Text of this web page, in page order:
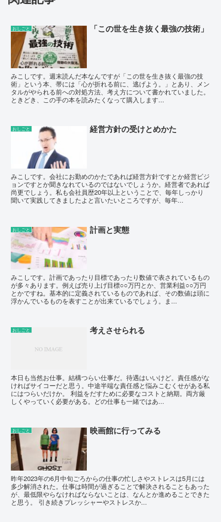
おしごと 「この世を生き抜く最強の技術」
みこしです。週末読んだ本なんですが「この世を生き抜く最強の技
術」という本、帯には「心が折れる前に、逃げよう。」とあり、メン
タルがやられる前への対処方法、考え方について書かれていました。
ときどき、この手の本を読みたくなって購入します...
おしごと 経営方針の受けとめかた
みこしです。会社にお勤めのかたであれば経営方針ですとか経営ビジ
ョンですとか聞きなれているのではないでしょうか。経営者であれば
尚更でしょう。私も会社員歴20年以上ということで、毎年しっかり
聞いて実践してきましたよと言いたいところですが、毎年...
おしごと 計画と実態
みこしです。計画であったり目標であったり数値で表されているもの
が多々あります。例えば売り上げ目標○○万円とか、営業利益○○万円
とかですね。基本的に定義されているものであれば、その数値は頭に
浮かんでいるものを表すことが出来ているでしょう。ま...
おしごと 考えさせられる
本日も当然お仕事。結構つらい仕事だ。待遇はいいけど。責任感がな
ければサイコーだと思う。中途半端な責任感と悩みこむくせがある私
にはつらいだけか。 利益をだすために必要なコストと納期。両方厳
しくやっていく必要がある。どの仕事も一緒ではあ...
おしごと 映画館に行ってみる
昨年2023年の6月中旬ごろからの仕事の忙しさやストレスは5月には
多少解消された。仕事は時間が過ぎることで解決されることもあった
が、最低限やらなければならないことは、なんとか進めることできた
と思う。 引き続きプレッシャーやストレスか...